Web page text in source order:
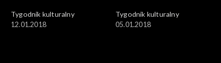
Tygodnik kulturalny
12.01.2018
Tygodnik kulturalny
05.01.2018